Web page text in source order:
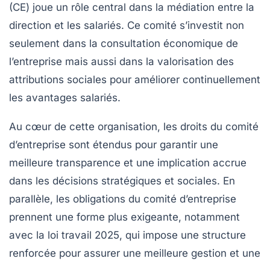
(CE) joue un rôle central dans la médiation entre la
direction et les salariés. Ce comité s’investit non
seulement dans la consultation économique de
l’entreprise mais aussi dans la valorisation des
attributions sociales pour améliorer continuellement
les avantages salariés.
Au cœur de cette organisation, les droits du comité
d’entreprise sont étendus pour garantir une
meilleure transparence et une implication accrue
dans les décisions stratégiques et sociales. En
parallèle, les obligations du comité d’entreprise
prennent une forme plus exigeante, notamment
avec la loi travail 2025, qui impose une structure
renforcée pour assurer une meilleure gestion et une